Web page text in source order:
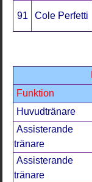
91 Cole Perfetti
Funktion
Huvudtränare
Assisterande
tränare
Assisterande
tränare